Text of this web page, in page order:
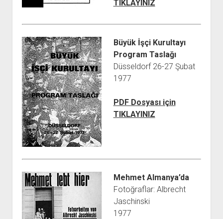
TIKLAYINIZ
Büyük İşçi Kurultayı
Program Taslağı
Düsseldorf 26-27 Şubat
1977
PDF Dosyası için
TIKLAYINIZ
Mehmet Almanya’da
Fotoğraflar: Albrecht
Jaschinski
1977